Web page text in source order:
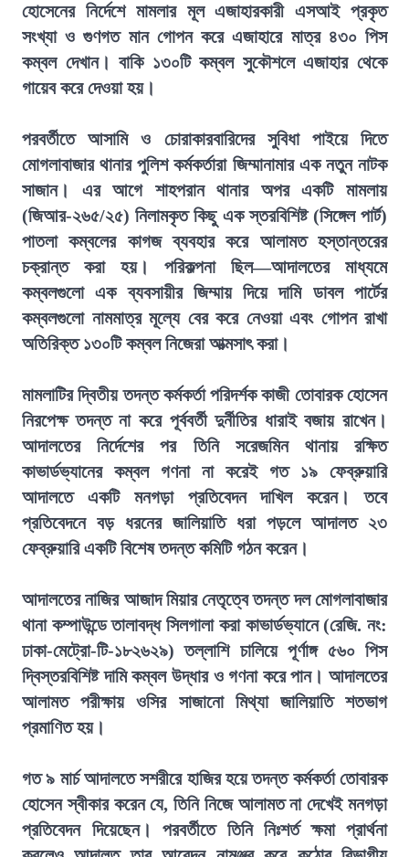
হোসেনের নির্দেশে মামলার মূল এজাহারকারী এসআই প্রকৃত
সংখ্যা ও গুণগত মান গোপন করে এজাহারে মাত্র ৪৩০ পিস
কম্বল দেখান। বাকি ১৩০টি কম্বল সুকৌশলে এজাহার থেকে
গায়েব করে দেওয়া হয়।
পরবর্তীতে আসামি ও চোরাকারবারিদের সুবিধা পাইয়ে দিতে
মোগলাবাজার থানার পুলিশ কর্মকর্তারা জিম্মানামার এক নতুন নাটক
সাজান। এর আগে শাহপরান থানার অপর একটি মামলায়
(জিআর-২৬৫/২৫) নিলামকৃত কিছু এক স্তরবিশিষ্ট (সিঙ্গেল পার্ট)
পাতলা কম্বলের কাগজ ব্যবহার করে আলামত হস্তান্তরের
চক্রান্ত করা হয়। পরিকল্পনা ছিল—আদালতের মাধ্যমে
কম্বলগুলো এক ব্যবসায়ীর জিম্মায় দিয়ে দামি ডাবল পার্টের
কম্বলগুলো নামমাত্র মূল্যে বের করে নেওয়া এবং গোপন রাখা
অতিরিক্ত ১৩০টি কম্বল নিজেরা আত্মসাৎ করা।
মামলাটির দ্বিতীয় তদন্ত কর্মকর্তা পরিদর্শক কাজী তোবারক হোসেন
নিরপেক্ষ তদন্ত না করে পূর্ববর্তী দুর্নীতির ধারাই বজায় রাখেন।
আদালতের নির্দেশের পর তিনি সরেজমিন থানায় রক্ষিত
কাভার্ডভ্যানের কম্বল গণনা না করেই গত ১৯ ফেব্রুয়ারি
আদালতে একটি মনগড়া প্রতিবেদন দাখিল করেন। তবে
প্রতিবেদনে বড় ধরনের জালিয়াতি ধরা পড়লে আদালত ২৩
ফেব্রুয়ারি একটি বিশেষ তদন্ত কমিটি গঠন করেন।
আদালতের নাজির আজাদ মিয়ার নেতৃত্বে তদন্ত দল মোগলাবাজার
থানা কম্পাউন্ডে তালাবদ্ধ সিলগালা করা কাভার্ডভ্যানে (রেজি. নং:
ঢাকা-মেট্রো-টি-১৮২৬২৯) তল্লাশি চালিয়ে পূর্ণাঙ্গ ৫৬০ পিস
দ্বিস্তরবিশিষ্ট দামি কম্বল উদ্ধার ও গণনা করে পান। আদালতের
আলামত পরীক্ষায় ওসির সাজানো মিথ্যা জালিয়াতি শতভাগ
প্রমাণিত হয়।
গত ৯ মার্চ আদালতে সশরীরে হাজির হয়ে তদন্ত কর্মকর্তা তোবারক
হোসেন স্বীকার করেন যে, তিনি নিজে আলামত না দেখেই মনগড়া
প্রতিবেদন দিয়েছেন। পরবর্তীতে তিনি নিঃশর্ত ক্ষমা প্রার্থনা